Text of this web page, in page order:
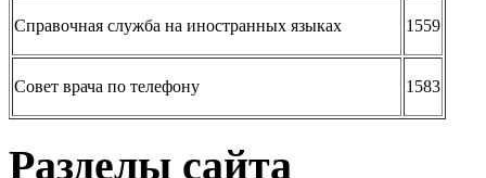
Справочная служба на иностранных языках 1559
Совет врача по телефону 1583
Разделы сайта